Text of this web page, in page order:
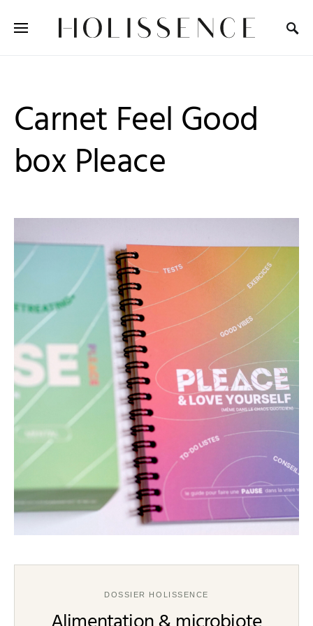
Carnet Feel Good
box Pleace
DOSSIER HOLISSENCE